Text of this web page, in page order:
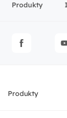
Produkty
Produkty